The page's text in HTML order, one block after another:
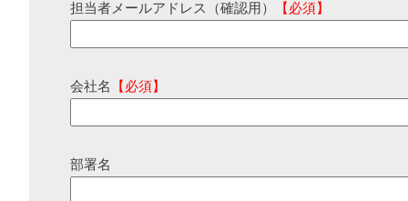
担当者メールアドレス（確認用） 【必須】
会社名 【必須】
部署名